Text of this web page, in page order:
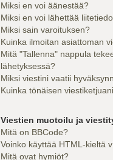
Miksi en voi äänestää?
Miksi en voi lähettää
Miksi sain varoituksen?
Kuinka ilmoitan asiattoman
Mitä "Tallenna" nappula
lähetyksessä?
Miksi viestini vaatii
Kuinka tönäisen
Viestien muotoilu ja
Mitä on BBCode?
Voinko käyttää HTML-kieltä
Mitä ovat hymiöt?